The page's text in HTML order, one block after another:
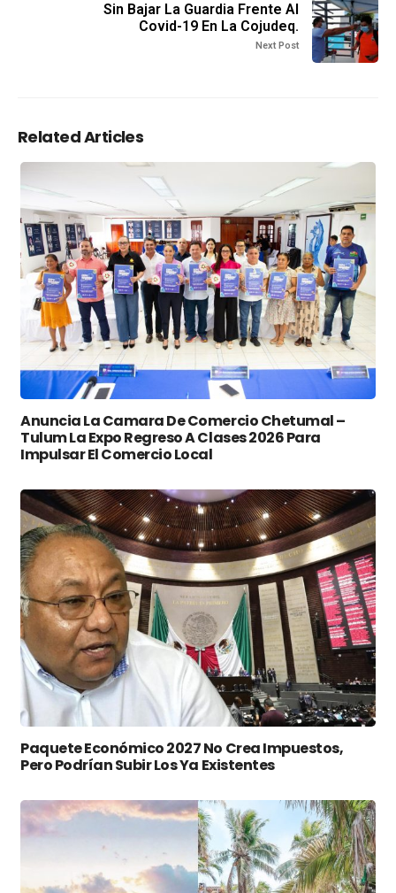
Sin Bajar La Guardia Frente Al
Covid-19 En La Cojudeq.
Next Post
Related Articles
Anuncia La Camara De Comercio Chetumal –
Tulum La Expo Regreso A Clases 2026 Para
Impulsar El Comercio Local
Paquete Económico 2027 No Crea Impuestos,
Pero Podrían Subir Los Ya Existentes